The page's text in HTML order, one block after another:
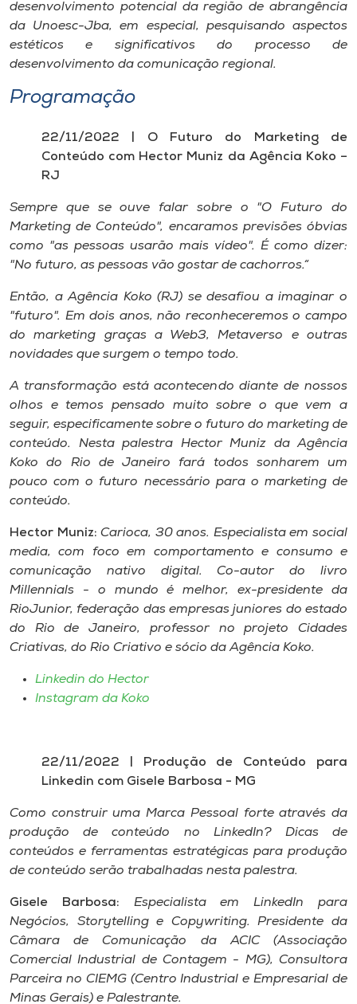
desenvolvimento potencial da região de abrangência
da Unoesc-Jba, em especial, pesquisando aspectos
estéticos e significativos do processo de
desenvolvimento da comunicação regional.
Programação
22/11/2022 | O Futuro do Marketing de
Conteúdo com Hector Muniz da Agência Koko –
RJ
Sempre que se ouve falar sobre o "O Futuro do
Marketing de Conteúdo", encaramos previsões óbvias
como "as pessoas usarão mais vídeo". É como dizer:
"No futuro, as pessoas vão gostar de cachorros.“
Então, a Agência Koko (RJ) se desafiou a imaginar o
"futuro". Em dois anos, não reconheceremos o campo
do marketing graças a Web3, Metaverso e outras
novidades que surgem o tempo todo.
A transformação está acontecendo diante de nossos
olhos e temos pensado muito sobre o que vem a
seguir, especificamente sobre o futuro do marketing de
conteúdo. Nesta palestra Hector Muniz da Agência
Koko do Rio de Janeiro fará todos sonharem um
pouco com o futuro necessário para o marketing de
conteúdo.
Hector Muniz: Carioca, 30 anos. Especialista em social
media, com foco em comportamento e consumo e
comunicação nativo digital. Co-autor do livro
Millennials - o mundo é melhor, ex-presidente da
RioJunior, federação das empresas juniores do estado
do Rio de Janeiro, professor no projeto Cidades
Criativas, do Rio Criativo e sócio da Agência Koko.
Linkedin do Hector
Instagram da Koko
22/11/2022 | Produção de Conteúdo para
Linkedin com Gisele Barbosa - MG
Como construir uma Marca Pessoal forte através da
produção de conteúdo no LinkedIn? Dicas de
conteúdos e ferramentas estratégicas para produção
de conteúdo serão trabalhadas nesta palestra.
Gisele Barbosa: Especialista em LinkedIn para
Negócios, Storytelling e Copywriting. Presidente da
Câmara de Comunicação da ACIC (Associação
Comercial Industrial de Contagem - MG), Consultora
Parceira no CIEMG (Centro Industrial e Empresarial de
Minas Gerais) e Palestrante.